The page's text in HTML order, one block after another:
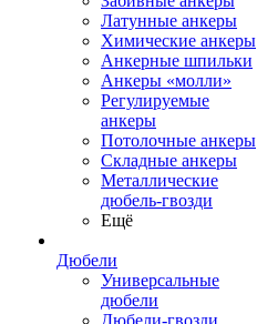
Латунные анкеры
Химические анкеры
Анкерные шпильки
Анкеры «молли»
Регулируемые
анкеры
Потолочные анкеры
Складные анкеры
Металлические
дюбель-гвозди
Ещё
Дюбели
Универсальные
дюбели
Дюбели-гвозди